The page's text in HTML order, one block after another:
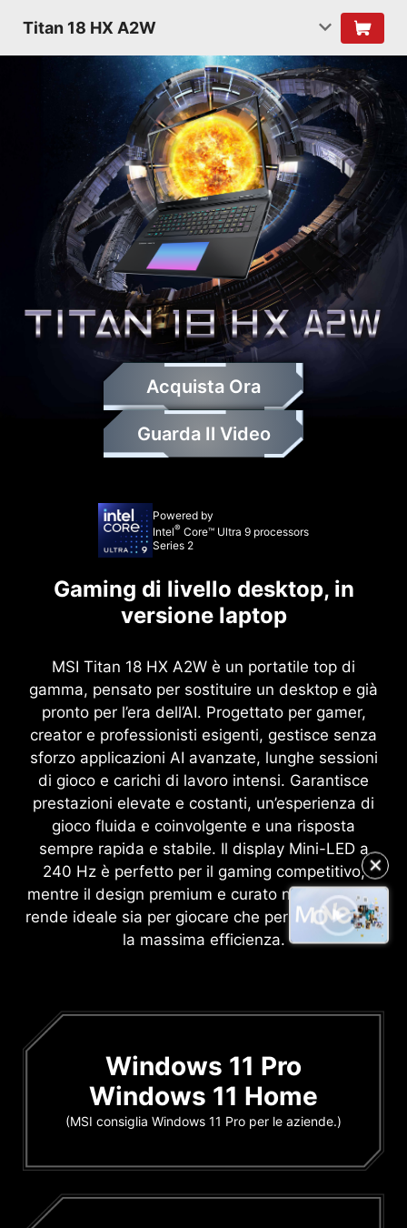
Titan 18 HX A2W
Acquista Ora
Guarda Il Video
Powered by
Intel® Core™ Ultra 9 processors
Series 2
Gaming di livello desktop, in
versione laptop
MSI Titan 18 HX A2W è un portatile top di
gamma, pensato per sostituire un desktop e già
pronto per l’era dell’AI. Progettato per gamer,
creator e professionisti esigenti, gestisce senza
sforzo applicazioni AI avanzate, lunghe sessioni
di gioco e carichi di lavoro intensi. Garantisce
prestazioni elevate e costanti, un’esperienza di
gioco fluida e coinvolgente e una risposta
sempre rapida e stabile. Il display Mini-LED a
240 Hz è perfetto per il gaming competitivo,
mentre il design premium e curato nei dettagli lo
rende ideale sia per giocare che per lavorare con
la massima efficienza.
Windows 11 Pro
Windows 11 Home
(MSI consiglia Windows 11 Pro per le aziende.)
✕